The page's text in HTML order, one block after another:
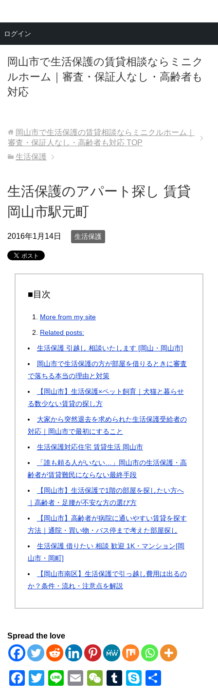
岡山市で生活保護の賃貸相談ならミニク
ルホーム｜審査・保証人なし・高齢者も
対応
メニュー
岡山市で生活保護の賃貸相談ならミニクルホーム｜
審査・保証人なし・高齢者も対応 TOP
生活保護
生活保護のアパート探し 賃貸
岡山市駅元町
2016年1月14日 生活保護
■目次
More from my site
Related posts:
生活保護 引越し 相談いたします [岡山・岡山市]
岡山市で生活保護の方が部屋を借りるときに審査
で落ちる本当の理由と対策
【岡山市】生活保護×ペット飼育｜犬猫と暮らせ
る数少ない賃貸の探し方
大家から突然退去を求められた生活保護受給者の
対応｜岡山市で最初にすること
生活保護対応住宅 賃貸生活 岡山市
「誰も頼る人がいない…」岡山市の生活保護・高
齢者が賃貸難民にならない最終手段
【岡山市】生活保護で1階の部屋を探したい方へ
｜高齢者・足腰が不安な方の選び方
【岡山市】高齢者が病院に通いやすい賃貸を探す
方法｜通院・買い物・バス停まで考えた部屋探し
生活保護 借りたい 相談 歓迎 1K・マンション[岡
山市・岡町]
【岡山市南区】生活保護で引っ越し費用は出るの
か？条件・流れ・注意点を解説
Spread the love
F
T
Li
E
W
T
S
ログイン